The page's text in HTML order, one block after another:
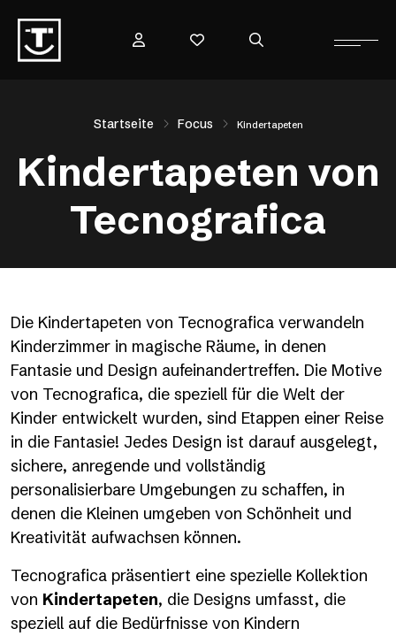
Startseite Focus Kindertapeten
Kindertapeten von
Tecnografica
Die Kindertapeten von Tecnografica verwandeln
Kinderzimmer in magische Räume, in denen
Fantasie und Design aufeinandertreffen. Die Motive
von Tecnografica, die speziell für die Welt der
Kinder entwickelt wurden, sind Etappen einer Reise
in die Fantasie! Jedes Design ist darauf ausgelegt,
sichere, anregende und vollständig
personalisierbare Umgebungen zu schaffen, in
denen die Kleinen umgeben von Schönheit und
Kreativität aufwachsen können.
Tecnografica präsentiert eine spezielle Kollektion
von Kindertapeten, die Designs umfasst, die
speziell auf die Bedürfnisse von Kindern